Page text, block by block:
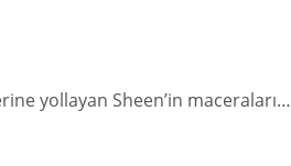
yollayan Sheen’in maceraları…